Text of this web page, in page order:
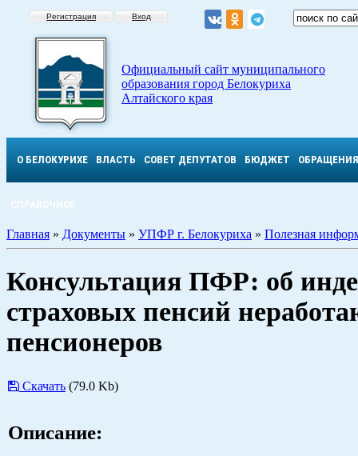
Регистрация Вход
Официальный сайт муниципального
образования город Белокуриха
Алтайского края
О БЕЛОКУРИХЕ ВЛАСТЬ СОВЕТ ДЕПУТАТОВ БЮДЖЕТ ОБРАЩЕНИЯ
СПРАВОЧНОЕ
Главная » Документы » УПФР г. Белокуриха » Полезная
Консультация ПФР: об
страховых пенсий
пенсионеров
Скачать (79.0 Kb)
Описание: